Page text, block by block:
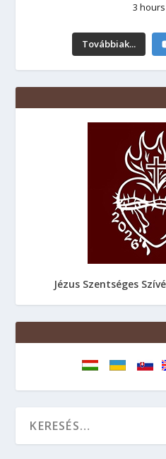
3
Továbbiak...
Jézus Szentséges